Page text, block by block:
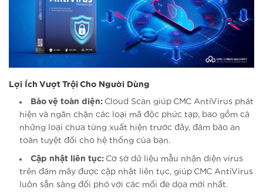
Lợi Ích Vượt Trội Cho Người Dùng
Bảo vệ toàn diện: Cloud Scan giúp CMC AntiVirus phát
hiện và ngăn chặn các loại mã độc phức tạp, bao gồm cả
những loại chưa từng xuất hiện trước đây, đảm bảo an
toàn tuyệt đối cho hệ thống của bạn.
Cập nhật liên tục: Cơ sở dữ liệu mẫu nhận diện virus
trên đám mây được cập nhật liên tục, giúp CMC AntiVirus
luôn sẵn sàng đối phó với các mối đe dọa mới nhất.